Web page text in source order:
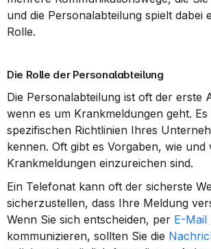
und die Personalabteilung spielt dabei
Rolle.
Die Rolle der Personalabteilung
Die Personalabteilung ist oft der erste
wenn es um Krankmeldungen geht. Es
spezifischen Richtlinien Ihres
kennen. Oft gibt es Vorgaben, wie und
Krankmeldungen einzureichen sind.
Ein Telefonat kann oft der sicherste
sicherzustellen, dass Ihre Meldung
Wenn Sie sich entscheiden, per E-Mail
kommunizieren, sollten Sie die